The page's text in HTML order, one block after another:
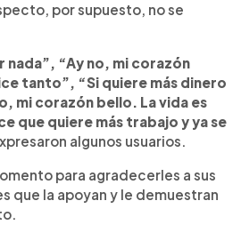
por supuesto, no se
nada”, “Ay no, mi corazón
tanto”, “Si quiere más dinero
mi corazón bello. La vida es
que quiere más trabajo y ya se
algunos usuarios.
para agradecerles a sus
que la apoyan y le demuestran